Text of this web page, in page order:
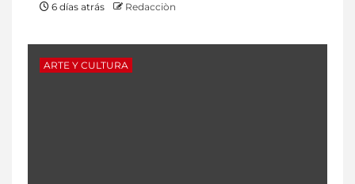
6 días atrás Redacciòn
ARTE Y CULTURA